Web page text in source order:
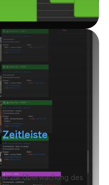
zur Überwachung des